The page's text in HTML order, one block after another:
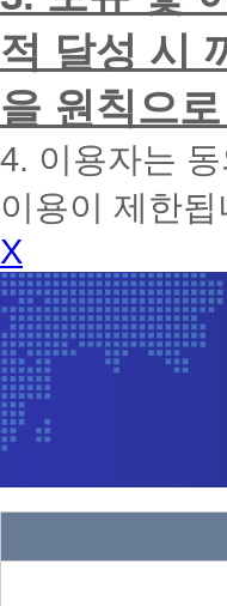
습
니
다.
적 달성 시
을 원칙으
4. 이용자는
이용이 제한됩
X